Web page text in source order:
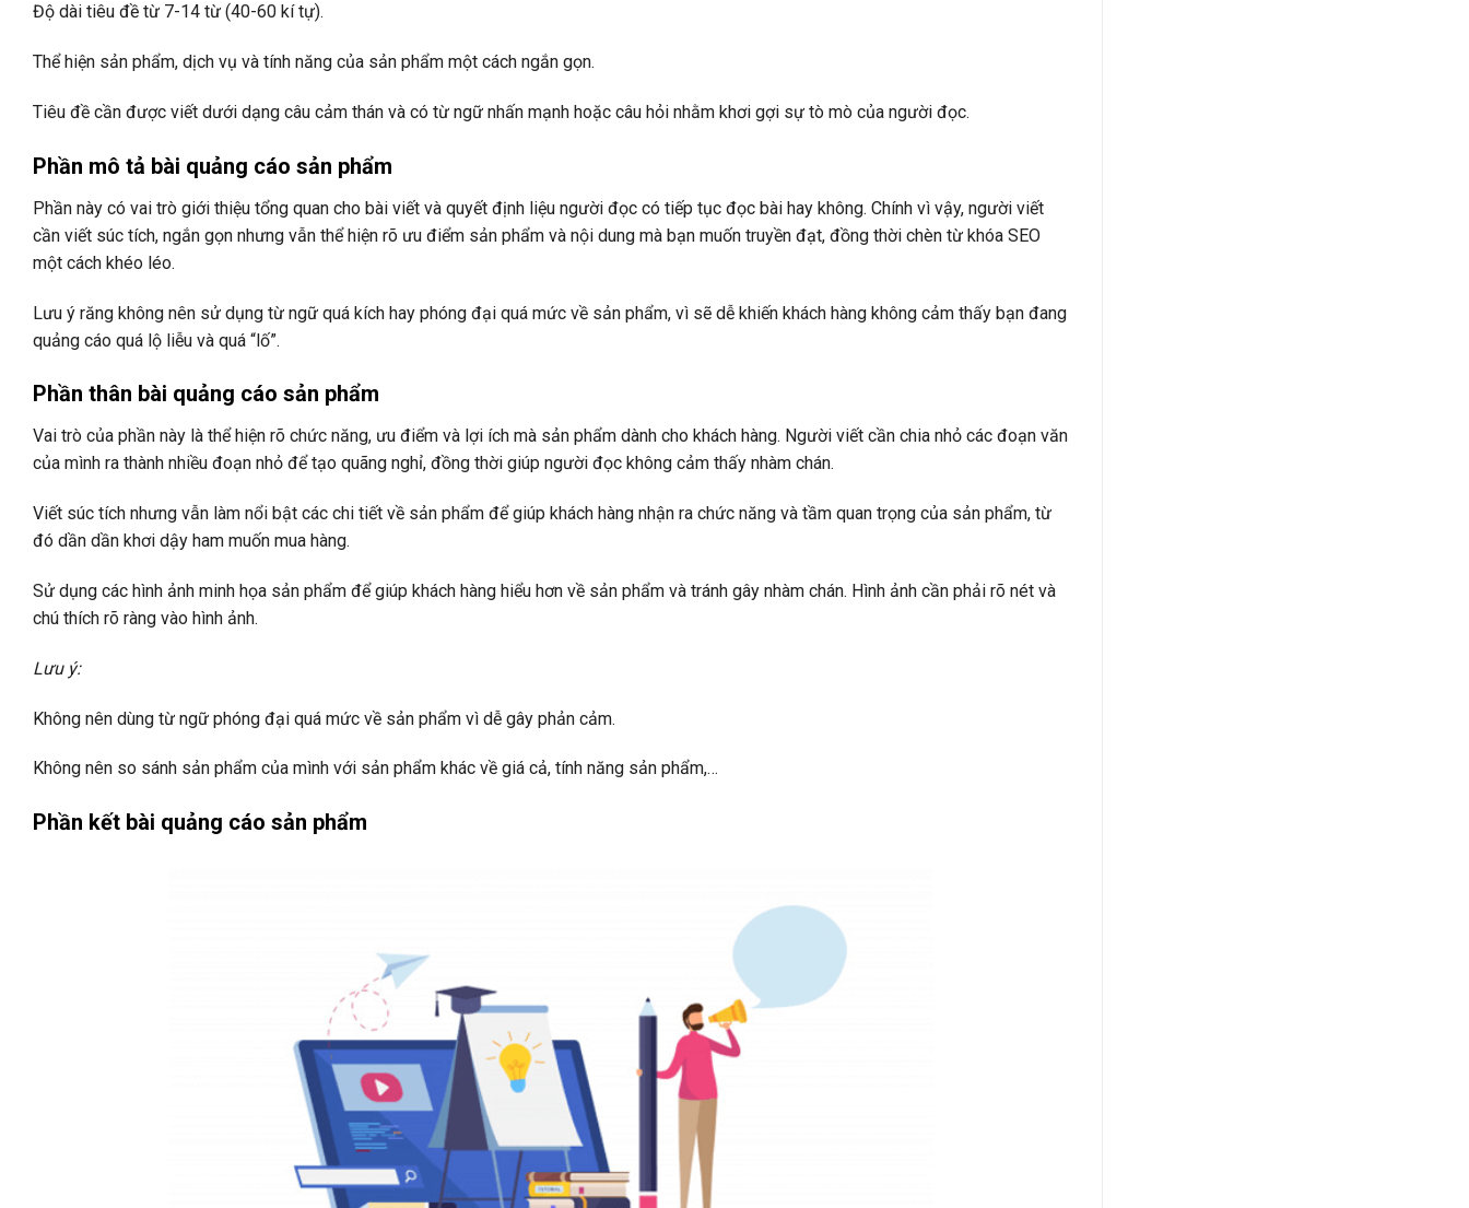
Độ dài tiêu đề từ 7-14 từ (40-60 kí tự).
Thể hiện sản phẩm, dịch vụ và tính năng của sản phẩm một cách ngắn gọn.
Tiêu đề cần được viết dưới dạng câu cảm thán và có từ ngữ nhấn mạnh hoặc câu hỏi nhằm khơi gợi sự tò mò của người đọc.
Phần mô tả bài quảng cáo sản phẩm
Phần này có vai trò giới thiệu tổng quan cho bài viết và quyết định liệu người đọc có tiếp tục đọc bài hay không. Chính vì vậy, người viết
cần viết súc tích, ngắn gọn nhưng vẫn thể hiện rõ ưu điểm sản phẩm và nội dung mà bạn muốn truyền đạt, đồng thời chèn từ khóa SEO
một cách khéo léo.
Lưu ý răng không nên sử dụng từ ngữ quá kích hay phóng đại quá mức về sản phẩm, vì sẽ dễ khiến khách hàng không cảm thấy bạn đang
quảng cáo quá lộ liễu và quá “lố”.
Phần thân bài quảng cáo sản phẩm
Vai trò của phần này là thể hiện rõ chức năng, ưu điểm và lợi ích mà sản phẩm dành cho khách hàng. Người viết cần chia nhỏ các đoạn văn
của mình ra thành nhiều đoạn nhỏ để tạo quãng nghỉ, đồng thời giúp người đọc không cảm thấy nhàm chán.
Viết súc tích nhưng vẫn làm nổi bật các chi tiết về sản phẩm để giúp khách hàng nhận ra chức năng và tầm quan trọng của sản phẩm, từ
đó dần dần khơi dậy ham muốn mua hàng.
Sử dụng các hình ảnh minh họa sản phẩm để giúp khách hàng hiểu hơn về sản phẩm và tránh gây nhàm chán. Hình ảnh cần phải rõ nét và
chú thích rõ ràng vào hình ảnh.
Lưu ý:
Không nên dùng từ ngữ phóng đại quá mức về sản phẩm vì dễ gây phản cảm.
Không nên so sánh sản phẩm của mình với sản phẩm khác về giá cả, tính năng sản phẩm,…
Phần kết bài quảng cáo sản phẩm